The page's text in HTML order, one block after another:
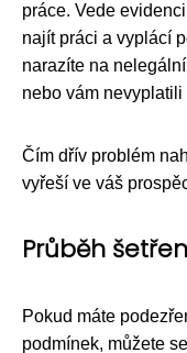
práce. Vede
najít práci a vyplácí
narazíte na
nebo vám
Čím dřív problém
vyřeší ve váš
Průběh
Pokud máte
podmínek, můžete